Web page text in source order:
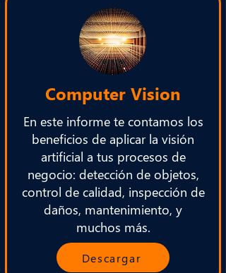
Computer Vision
En este informe te contamos los
beneficios de aplicar la visión
artificial a tus procesos de
negocio: detección de objetos,
control de calidad, inspección de
daños, mantenimiento, y
muchos más.
Descargar